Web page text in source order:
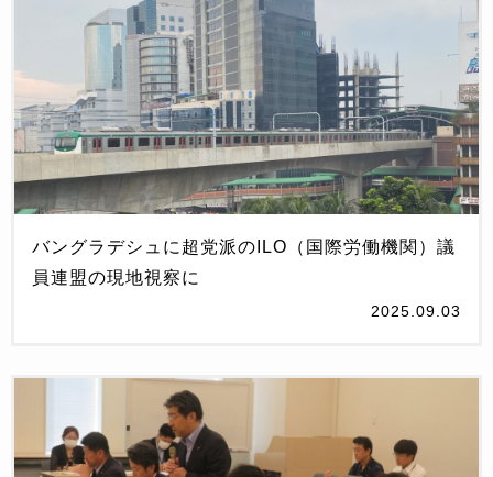
バングラデシュに超党派のILO（国際労働機関）議
員連盟の現地視察に
2025.09.03